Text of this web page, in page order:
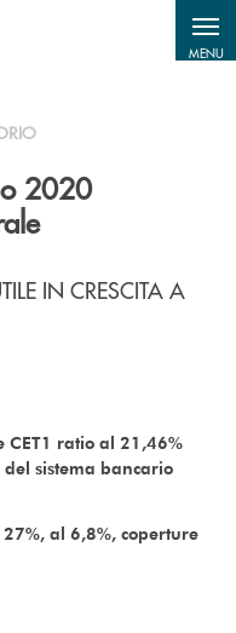
MENU
2020
IN CRESCITA A
CET1 ratio al 21,46%
sistema bancario
27%, al 6,8%, coperture